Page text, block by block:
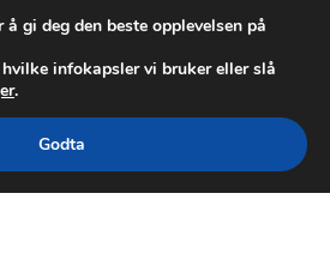
gi deg den beste opplevelsen på
infokapsler vi bruker eller slå
.
Godta